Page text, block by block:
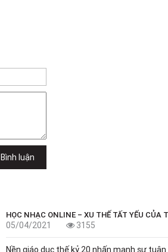
Bình luận
HỌC NHẠC ONLINE – XU THẾ TẤT YẾU CỦA
05/04/2021 3155
Nền giáo dục thế kỷ 20 nhấn mạnh sự